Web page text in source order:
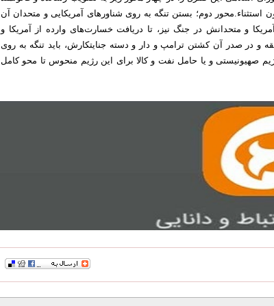
استثناء.محور دوم؛ بستن تنگه به روی شناورهای آمریکایی و متحدان آن
و ‌متحدانش در جنگ نیز‌، تا دریافت خسارت‌های وارده از آمریکا و
و در صدر آن کشتن ترامپ و دار و دسته جنایتکارش‌، باید تنگه به روی
صهیونیستی و یا حامل نفت و کالا برای این رژیم منحوس تا محو کامل